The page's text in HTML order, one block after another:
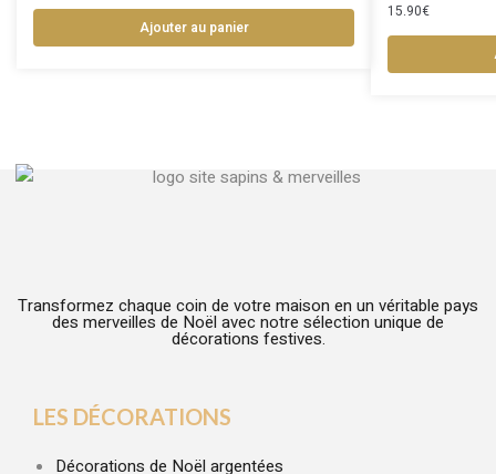
Ajouter au panier
15.90€
Transformez chaque coin de votre maison en un véritable pays
des merveilles de Noël avec notre sélection unique de
décorations festives.
LES DÉCORATIONS
Décorations de Noël argentées